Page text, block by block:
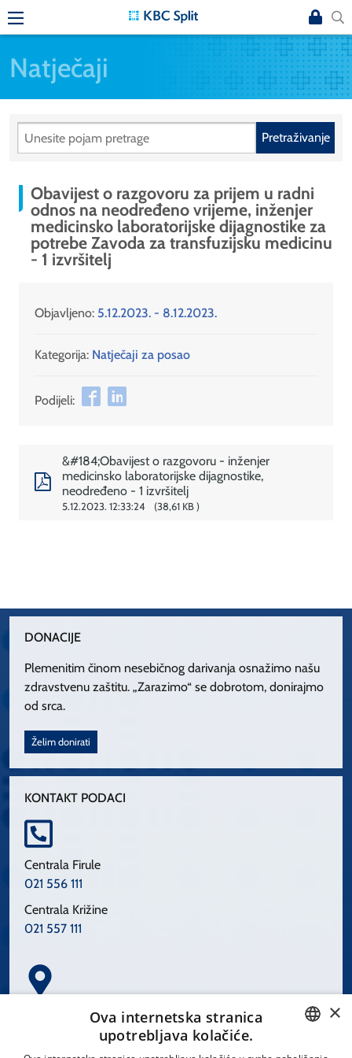
Natječaji
Pretraživanje
Obavijest o razgovoru za prijem u radni
odnos na neodređeno vrijeme, inženjer
medicinsko laboratorijske dijagnostike za
potrebe Zavoda za transfuzijsku medicinu
- 1 izvršitelj
Objavljeno: 5.12.2023. - 8.12.2023.
Kategorija: Natječaji za posao
Podijeli:
&#184;Obavijest o razgovoru - inženjer
medicinsko laboratorijske dijagnostike,
neodređeno - 1 izvršitelj
5.12.2023. 12:33:24 38,61 KB
DONACIJE
Plemenitim činom nesebičnog darivanja osnažimo našu
zdravstvenu zaštitu. „Zarazimo“ se dobrotom, donirajmo
od srca.
Želim donirati
KONTAKT PODACI
Centrala Firule
021 556 111
Centrala Križine
021 557 111
Spinčićeva 1, 21000 Split
CROATIAN
×
Ova internetska stranica
upotrebljava kolačiće.